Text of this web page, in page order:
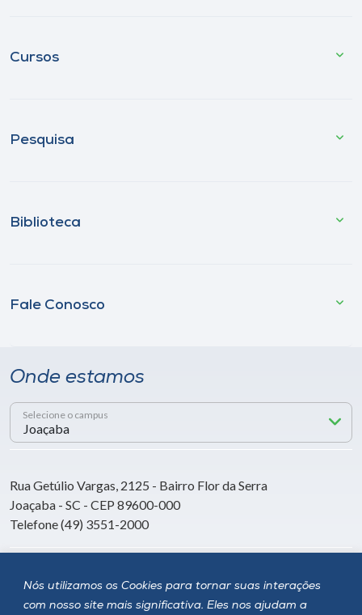
Nós utilizamos os Cookies para tornar suas interações
com nosso site mais significativa. Eles nos ajudam a
Cursos
Pesquisa
Biblioteca
Fale Conosco
Onde estamos
Selecione o campus
Rua Getúlio Vargas, 2125 - Bairro Flor da Serra
Joaçaba - SC - CEP 89600-000
Telefone (49) 3551-2000
Siga a Unoesc